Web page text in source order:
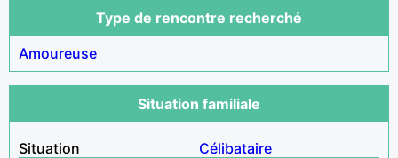
Type de rencontre recherché
Amoureuse
Situation familiale
Situation
Célibataire